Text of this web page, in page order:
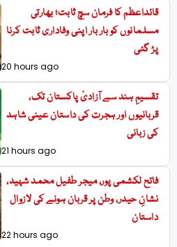
قائداعظم کا فرمان سچ ثابت؛ بھارتی
مسلمانوں کو بار بار اپنی وفاداری ثابت کرنا
پڑ گئی
20 hours ago
تقسیمِ ہند سے آزادیٔ پاکستان تک،
قربانیوں اور ہجرت کی داستان عینی شاہد
کی زبانی
21 hours ago
فاتح لکشمی پور، میجر طفیل محمد شہید،
نشانِ حیدر، وطن پر قربان ہونے کی لازوال
داستان
22 hours ago